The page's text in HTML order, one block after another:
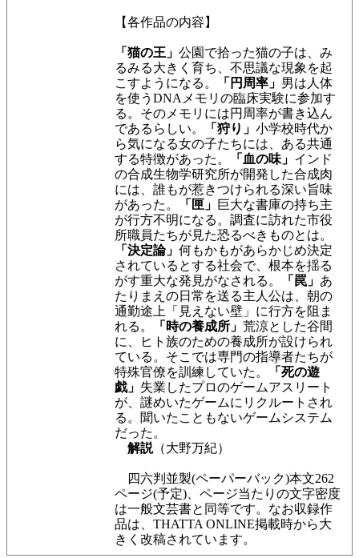
【各作品の内容】
「猫の王」 公園で拾った猫の子は、み
るみる大きく育ち、不思議な現象を起
こすようになる。
「円周率」 男は人体
を使うDNAメモリの臨床実験に参加す
る。そのメモリには円周率が書き込ん
であるらしい。
「狩り」 小学校時代か
ら気になる女の子たちには、ある共通
する特徴があった。
「血の味」 インド
の合成生物学研究所が開発した合成肉
には、誰もが惹きつけられる深い旨味
があった。
「匣」 巨大な書庫の持ち主
が行方不明になる。調査に訪れた市役
所職員たちが見た恐るべきものとは。
「決定論」 何もかもがあらかじめ決定
されているとする社会で、根本を揺る
がす重大な発見がなされる。
「罠」 あ
たりまえの日常を送る主人公は、朝の
通勤途上「見えない壁」に行方を阻ま
れる。
「時の養成所」 荒涼とした谷間
に、ヒト族のための養成所が設けられ
ている。そこでは専門の指導者たちが
特殊官僚を訓練していた。
「死の遊
戯」 失業したプロのゲームアスリート
が、謎めいたゲームにリクルートされ
る。聞いたこともないゲームシステム
だった。
解説（大野万紀）
四六判並製(ペーパーバック)本文262
ページ(予定)、ページ当たりの文字密度
は一般文芸書と同等です。なお収録作
品は、THATTA ONLINE掲載時から大
きく改稿されています。